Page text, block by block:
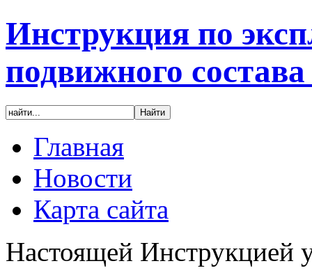
Инструкция по
подвижного
Главная
Новости
Карта сайта
Настоящей Инструкцией